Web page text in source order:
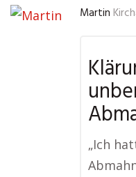
Martin
„Ich